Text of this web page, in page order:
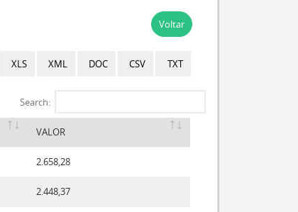
Voltar
XLS XML DOC CSV TXT
Search:
VALOR
2.658,28
2.448,37